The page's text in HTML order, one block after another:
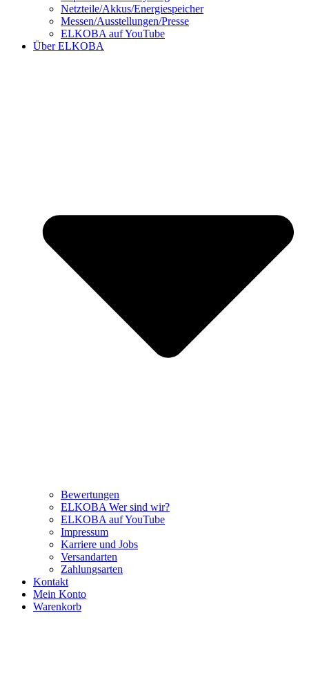
Netzteile/Akkus/Energiespeicher
Messen/Ausstellungen/Presse
ELKOBA auf YouTube
Über ELKOBA
Bewertungen
ELKOBA Wer sind wir?
ELKOBA auf YouTube
Impressum
Karriere und Jobs
Versandarten
Zahlungsarten
Kontakt
Mein Konto
Warenkorb